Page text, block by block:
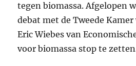
tegen biomassa. Afgelopen
debat met de Tweede
Eric Wiebes van
voor biomassa stop te